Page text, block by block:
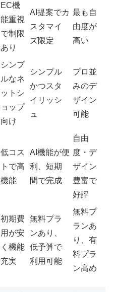
EC機
能重視
で制限
あり
AI提案でカ
スタマイ
ズ限定
最も自
由度が
高い
シンプ
ルなネ
ットシ
ョップ
向け
シンプル
かつスタ
イリッシ
ュ
プロ並
みのデ
ザイン
可能
低コス
トで高
機能
AI機能が便
利、短期
間で完成
自由
度・デ
ザイン
豊富で
好評
初期費
用が安
く機能
充実
無料プラ
ンあり、
低予算で
利用可能
無料プ
ランあ
り、有
料プラ
ン高め